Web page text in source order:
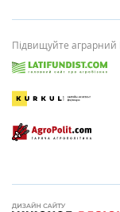
Підвищуйте аграрний